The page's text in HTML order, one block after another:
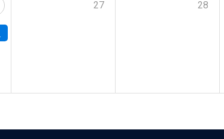
27 28